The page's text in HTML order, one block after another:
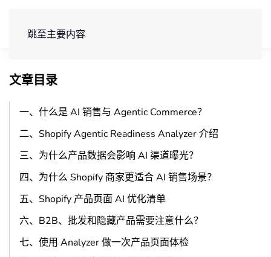
跳至主要内容
文章目录
一、什么是 AI 销售与 Agentic Commerce？
二、Shopify Agentic Readiness Analyzer 介绍
三、为什么产品数据会影响 AI 渠道曝光？
四、为什么 Shopify 商家更适合 AI 销售场景？
五、Shopify 产品页面 AI 优化清单
六、B2B、批发和隐藏产品需要注意什么？
七、使用 Analyzer 做一次产品页面体检